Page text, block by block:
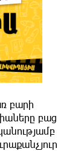
բարի
բաց